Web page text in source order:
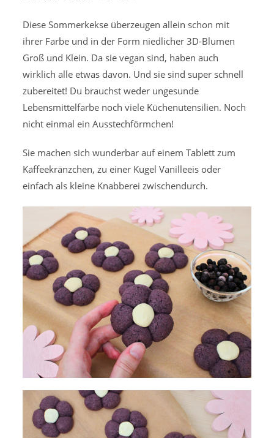
Diese Sommerkekse überzeugen allein schon mit
ihrer Farbe und in der Form niedlicher 3D-Blumen
Groß und Klein. Da sie vegan sind, haben auch
wirklich alle etwas davon. Und sie sind super schnell
zubereitet! Du brauchst weder ungesunde
Lebensmittelfarbe noch viele Küchenutensilien. Noch
nicht einmal ein Ausstechförmchen!
Sie machen sich wunderbar auf einem Tablett zum
Kaffeekränzchen, zu einer Kugel Vanilleeis oder
einfach als kleine Knabberei zwischendurch.